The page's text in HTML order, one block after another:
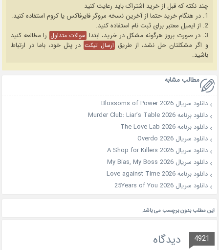
چند نکته که قبل از خرید اشتراک باید رعایت کنید
1. در هنگام خرید حتما از آخرین نسخه مروگر فایرفاکس یا کروم استفاده کنید.
2. از ایمیل معتبر برای ثبت نام استفاده کنید.
3. در صورت بروز هرگونه مشکل در خرید، ابتدا
سوالات متداول را مطالعه کنید
و اگر مشکلتان حل نشد، از طریق ارسال تیکت در پنل خود، باما در ارتباط
باشید.
مطالب مشابه
دانلود سریال Blossoms of Power 2026
دانلود برنامه Murder Club: Liar’s Table 2026
دانلود برنامه The Love Lab 2026
دانلود سریال Overdo 2026
دانلود سریال A Shop for Killers 2026
دانلود سریال My Bias, My Boss 2026
دانلود برنامه Love against Time 2026
دانلود سریال 25Years of You 2026
این مطلب بدون برچسب می باشد.
4921 دیدگاه